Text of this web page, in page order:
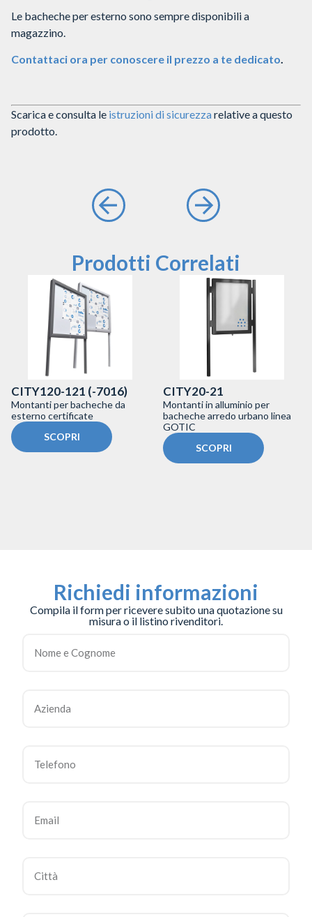
Le bacheche per esterno sono sempre disponibili a
magazzino.
Contattaci ora per conoscere il prezzo a te dedicato.
Scarica e consulta le istruzioni di sicurezzarelative a questo
prodotto.
Prodotti Correlati
CITY120-121 (-7016)
Montanti per bacheche da
esterno certificate
SCOPRI
CITY20-21
Montanti in alluminio per
bacheche arredo urbano linea
GOTIC
SCOPRI
Richiedi informazioni
Compila il form per ricevere subito una quotazione su
misura o il listino rivenditori.